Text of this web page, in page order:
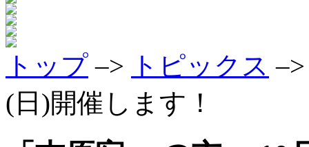
トップ –> トピックス
(日)開催します！